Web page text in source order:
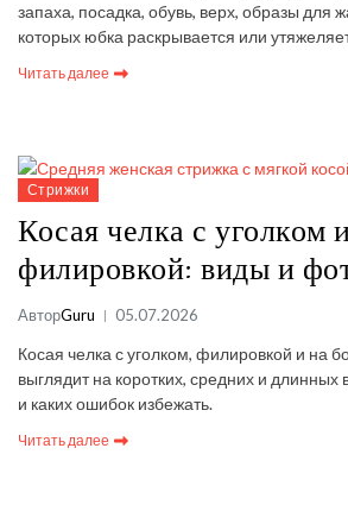
запаха, посадка, обувь, верх, образы для
которых юбка раскрывается или
Читать далее
Стрижки
Косая челка с уголком
филировкой: виды и
АвторGuru 05.07.2026
Косая челка с уголком, филировкой и на
выглядит на коротких, средних и длинных
и каких ошибок избежать.
Читать далее